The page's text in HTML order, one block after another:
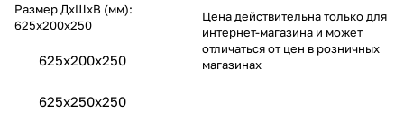
Размер ДхШхВ (мм):
625x200x250
625x200x250
625x250x250
Цена действительна только для
интернет-магазина и может
отличаться от цен в розничных
магазинах